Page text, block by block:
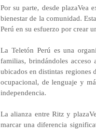
Por su parte, desde plazaVea
bienestar de la comunidad.
Perú en su esfuerzo por crear
La Teletón Perú es una
familias, brindándoles acceso
ubicados en distintas regiones
ocupacional, de lenguaje y
independencia.
La alianza entre Ritz y
marcar una diferencia